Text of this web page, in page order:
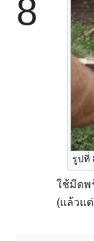
8
รูปที่
ใช้มีดพ
(แล้วแ